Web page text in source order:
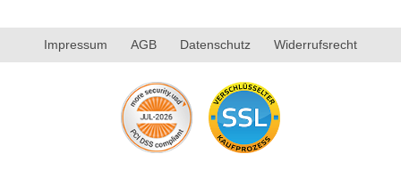
Impressum AGB Datenschutz Widerrufsrecht